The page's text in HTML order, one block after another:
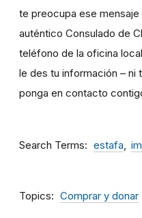
te preocupa ese
auténtico Consulado de
teléfono de la oficina
le des tu información – ni
ponga en contacto
Search Terms estafa
Topics Comprar y donar